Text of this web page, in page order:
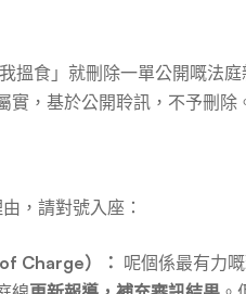
搵食」就刪除一單公開嘅法
，基於公開聆訊，不予刪除
，請對號入座：
Charge）： 呢個係最有力